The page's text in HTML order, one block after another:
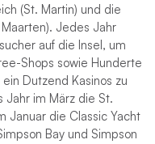
(St. Martin) und die
Jedes Jahr
auf die Insel, um
Shops sowie Hunderte
Dutzend Kasinos zu
Jahr im März die St.
Januar die Classic Yacht
Bay und Simpson